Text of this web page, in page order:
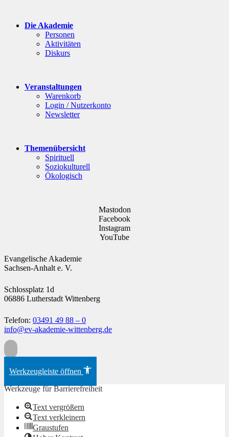
Die Akademie
Personen
Aktivitäten
Diskurs
Veranstaltungen
Warenkorb
Login / Nutzerkonto
Newsletter
Themenübersicht
Spirituell
Soziokulturell
Ökologisch
Mastodon
Facebook
Instagram
YouTube
Evangelische Akademie
Sachsen-Anhalt e. V.
Schlossplatz 1d
06886 Lutherstadt Wittenberg
Telefon: 03491 49 88 – 0
info@ev-akademie-wittenberg.de
Werkzeugleiste öffnen
Werkzeuge für Barrierefreiheit
Text vergrößern
Text verkleinern
Graustufen